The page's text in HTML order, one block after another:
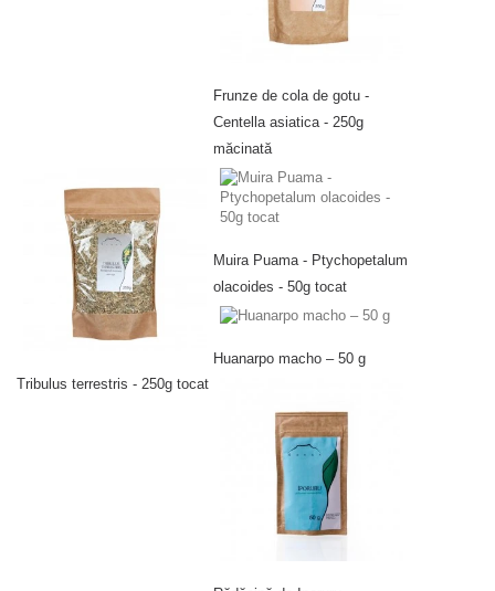
Frunze de cola de gotu -
Centella asiatica - 250g
măcinată
Tribulus terrestris - 250g tocat
Muira Puama - Ptychopetalum
olacoides - 50g tocat
Huanarpo macho – 50 g